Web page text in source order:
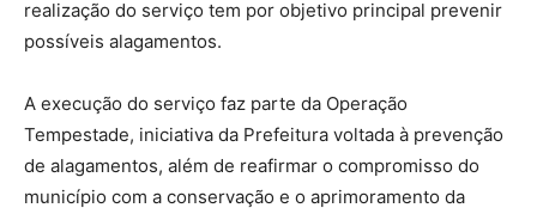
realização do serviço tem por objetivo principal prevenir
possíveis alagamentos.
A execução do serviço faz parte da Operação
Tempestade, iniciativa da Prefeitura voltada à prevenção
de alagamentos, além de reafirmar o compromisso do
município com a conservação e o aprimoramento da